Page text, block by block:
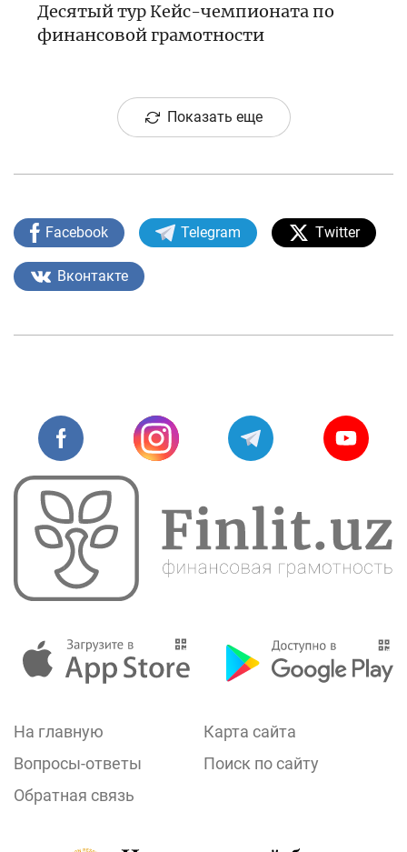
Десятый тур Кейс-чемпионата по
финансовой грамотности
Показать еще
Facebook Telegram Twitter
Вконтакте
На главную
Карта сайта
Вопросы-ответы
Поиск по сайту
Обратная связь